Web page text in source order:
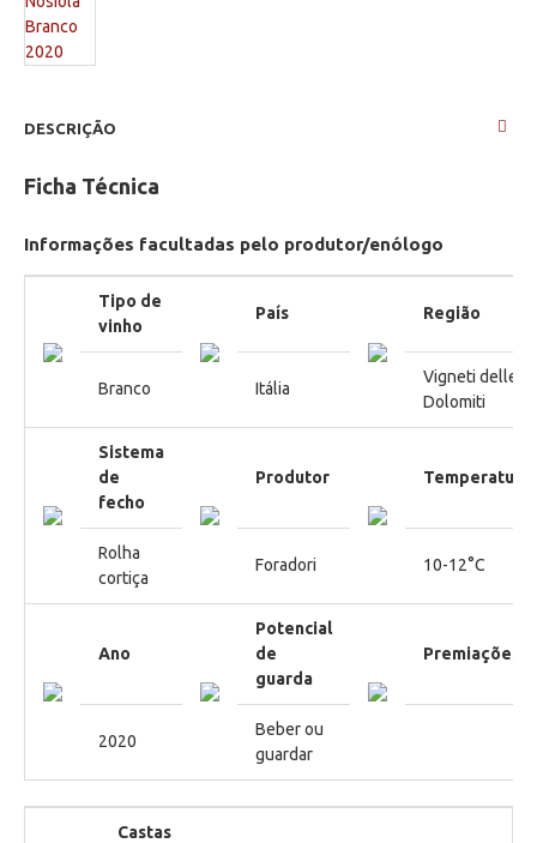
DESCRIÇÃO
Ficha Técnica
Informações facultadas pelo produtor/enólogo
Tipo de
vinho
País Região
Branco Itália
Vigneti delle
Dolomiti
Sistema
de
fecho
Produtor Temperatura
Rolha
cortiça
Foradori 10-12°C
Ano
Potencial
de
guarda
Premiações
2020
Beber ou
guardar
Castas